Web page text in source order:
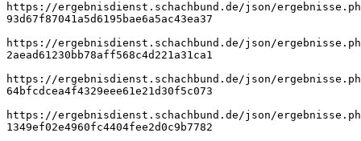
https://ergebnisdienst.schachbund.de/json/
93d67f87041a5d6195bae6a5ac43ea37
https://ergebnisdienst.schachbund.de/json/
2aead61230bb78aff568c4d221a31ca1
https://ergebnisdienst.schachbund.de/json/
64bfcdcea4f4329eee61e21d30f5c073
https://ergebnisdienst.schachbund.de/json/
1349ef02e4960fc4404fee2d0c9b7782